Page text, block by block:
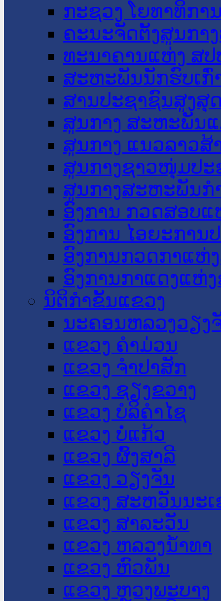
ກະຊວງ ໂຍທາທິກາ
ຄະນະຈັດຕັ້ງສູນກາ
ທະນາຄານແຫ່ງ ສປ
ສະຫະພັນນັກຮົບເກົ່
ສານປະຊາຊົນສູງສຸ
ສູນກາງ ສະຫະພັນ
ສູນກາງ ແນວລາວສ້
ສູນກາງຊາວໜຸ່ມປະ
ສູນກາງສະຫະພັນກ
ອົງການ ກວດສອບແ
ອົງການ ໄອຍະການ
ອົງການກວດກາແຫ່
ອົງການກາແດງແຫ່
ນິຕິກໍາຂັ້ນແຂວງ
ນະ​ຄອນ​ຫລວງວຽງ
ແຂວງ ຄໍາມ່ວນ
ແຂວງ ຈໍາປາສັກ
ແຂວງ ຊຽງຂວາງ
ແຂວງ ບໍລິຄໍາໄຊ
ແຂວງ ບໍ່ແກ້ວ
ແຂວງ ຜົ້ງສາລີ
ແຂວງ ວຽງຈັນ
ແຂວງ ສະຫວັນນະ
ແຂວງ ສາລະວັນ
ແຂວງ ຫລວງນໍ້າທາ
ແຂວງ ຫົວພັນ
ແຂວງ ຫຼວງພະບາງ